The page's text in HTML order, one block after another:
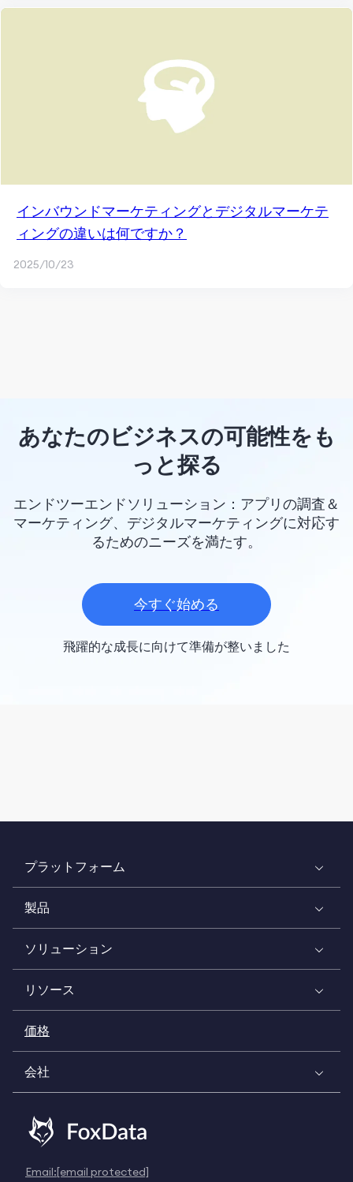
インバウンドマーケティングとデジタルマーケテ
ィングの違いは何ですか？
2025/10/23
あなたのビジネスの可能性をも
っと探る
エンドツーエンドソリューション：アプリの調査＆
マーケティング、デジタルマーケティングに対応す
るためのニーズを満たす。
今すぐ始める
飛躍的な成長に向けて準備が整いました
プラットフォーム
製品
ソリューション
リソース
価格
会社
Email:[email protected]